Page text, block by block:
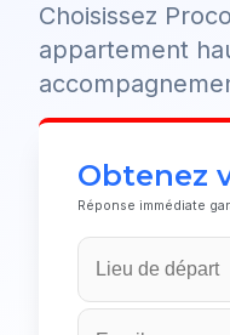
Choisissez
appartement
Obtenez
Réponse immédiate